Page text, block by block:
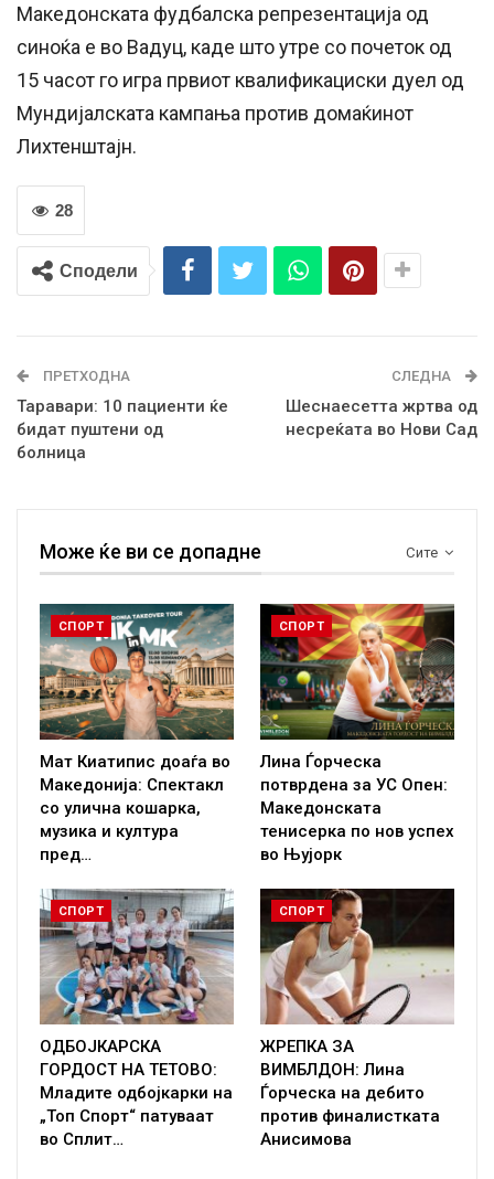
Македонската фудбалска репрезентација од
синоќа е во Вадуц, каде што утре со почеток од
15 часот го игра првиот квалификациски дуел од
Мундијалската кампања против домаќинот
Лихтенштајн.
28
Сподели
ПРЕТХОДНА
Таравари: 10 пациенти ќе
бидат пуштени од
болница
СЛЕДНА
Шеснаесетта жртва од
несреќата во Нови Сад
Сите
Може ќе ви се допадне
СПОРТ
Мат Киатипис доаѓа во
Македонија: Спектакл
со улична кошарка,
музика и култура
пред…
СПОРТ
Лина Ѓорческа
потврдена за УС Опен:
Македонската
тенисерка по нов успех
во Њујорк
СПОРТ
ОДБОЈКАРСКА
ГОРДОСТ НА ТЕТОВО:
Младите одбојкарки на
„Топ Спорт“ патуваат
во Сплит…
СПОРТ
ЖРЕПКА ЗА
ВИМБЛДОН: Лина
Ѓорческа на дебито
против финалистката
Анисимова